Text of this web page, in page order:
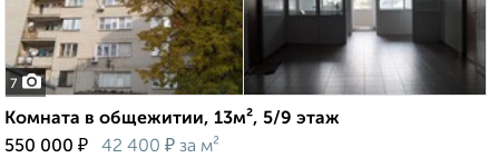
7
Комната в общежитии, 13м², 5/9 этаж
550 000 ₽ 42 400 ₽ за м²